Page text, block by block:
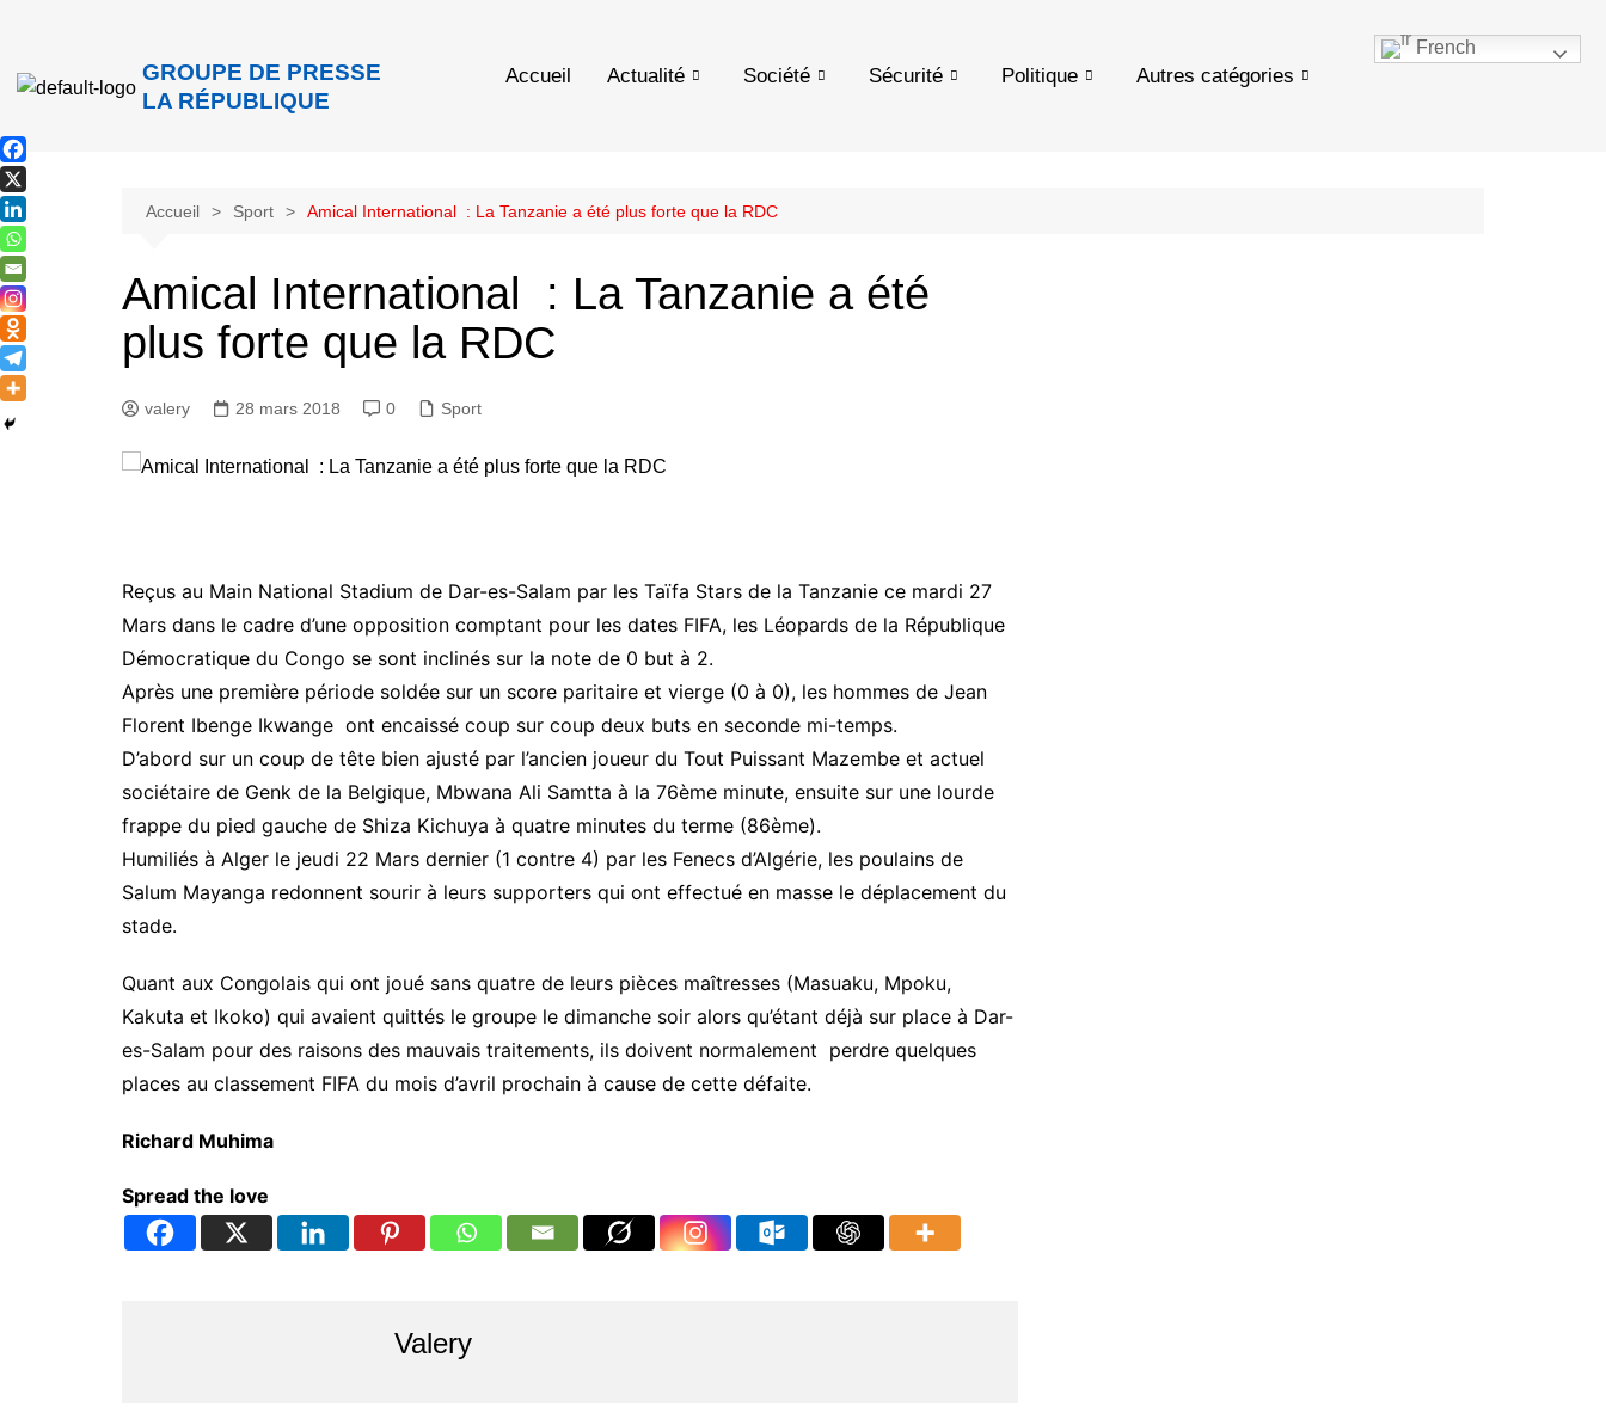
GROUPE DE PRESSE
LA RÉPUBLIQUE
Accueil Actualité Société Sécurité Politique Autres catégories
French
Accueil Sport Amical International : La Tanzanie a été plus forte que la RDC
Amical International : La Tanzanie a été
plus forte que la RDC
valery 28 mars 2018 0 Sport
Reçus au Main National Stadium de Dar-es-Salam par les Taïfa Stars de la Tanzanie ce mardi 27
Mars dans le cadre d’une opposition comptant pour les dates FIFA, les Léopards de la République
Démocratique du Congo se sont inclinés sur la note de 0 but à 2.
Après une première période soldée sur un score paritaire et vierge (0 à 0), les hommes de Jean
Florent Ibenge Ikwange ont encaissé coup sur coup deux buts en seconde mi-temps.
D’abord sur un coup de tête bien ajusté par l’ancien joueur du Tout Puissant Mazembe et actuel
sociétaire de Genk de la Belgique, Mbwana Ali Samtta à la 76ème minute, ensuite sur une lourde
frappe du pied gauche de Shiza Kichuya à quatre minutes du terme (86ème).
Humiliés à Alger le jeudi 22 Mars dernier (1 contre 4) par les Fenecs d’Algérie, les poulains de
Salum Mayanga redonnent sourir à leurs supporters qui ont effectué en masse le déplacement du
stade.
Quant aux Congolais qui ont joué sans quatre de leurs pièces maîtresses (Masuaku, Mpoku,
Kakuta et Ikoko) qui avaient quittés le groupe le dimanche soir alors qu’étant déjà sur place à Dar-
es-Salam pour des raisons des mauvais traitements, ils doivent normalement perdre quelques
places au classement FIFA du mois d’avril prochain à cause de cette défaite.
Richard Muhima
Spread the love
Valery